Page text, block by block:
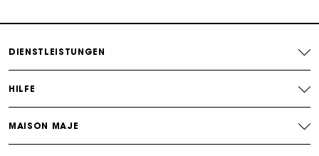
DIENSTLEISTUNGEN
HILFE
MAISON MAJE